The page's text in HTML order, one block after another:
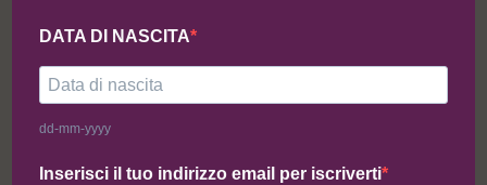
DATA DI NASCITA
dd-mm-yyyy
Inserisci il tuo indirizzo email per iscriverti
Cappelletti con Prosciutto
Crudo (1Kg)
31,96€ 19,18€
Pici Freschi all’Uovo (500g)
11,78€